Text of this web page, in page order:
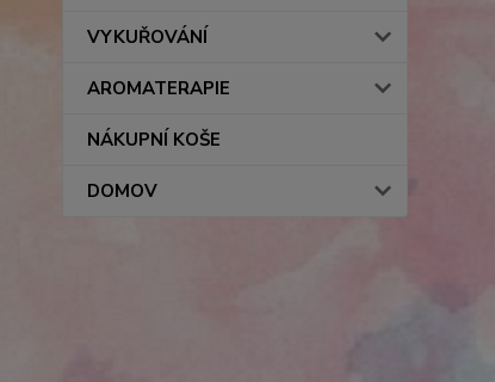
VYKUŘOVÁNÍ
AROMATERAPIE
NÁKUPNÍ KOŠE
DOMOV